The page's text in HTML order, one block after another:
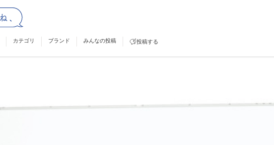
カテゴリ ブランド みんなの投稿 投稿する